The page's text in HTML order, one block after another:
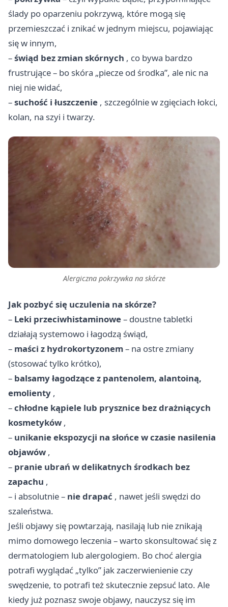
ślady po oparzeniu pokrzywą, które mogą się
przemieszczać i znikać w jednym miejscu, pojawiając
się w innym,
–świąd bez zmian skórnych , co bywa bardzo
frustrujące – bo skóra „piecze od środka”, ale nic na
niej nie widać,
–suchość i łuszczenie , szczególnie w zgięciach łokci,
kolan, na szyi i twarzy.
Alergiczna pokrzywka na skórze
Jak pozbyć się uczulenia na skórze?
– Leki przeciwhistaminowe– doustne tabletki
działają systemowo i łagodzą świąd,
– maści z hydrokortyzonem– na ostre zmiany
(stosować tylko krótko),
– balsamy łagodzące z pantenolem, alantoiną,
emolienty ,
–chłodne kąpiele lub prysznice bez drażniących
kosmetyków ,
– unikanie ekspozycji na słońce w czasie nasilenia
objawów ,
– pranie ubrań w delikatnych środkach bez
zapachu ,
– i absolutnie – nie drapać , nawet jeśli swędzi do
szaleństwa.
Jeśli objawy się powtarzają, nasilają lub nie znikają
mimo domowego leczenia – warto skonsultować się z
dermatologiem lub alergologiem. Bo choć alergia
potrafi wyglądać „tylko” jak zaczerwienienie czy
swędzenie, to potrafi też skutecznie zepsuć lato. Ale
kiedy już poznasz swoje objawy, nauczysz się im